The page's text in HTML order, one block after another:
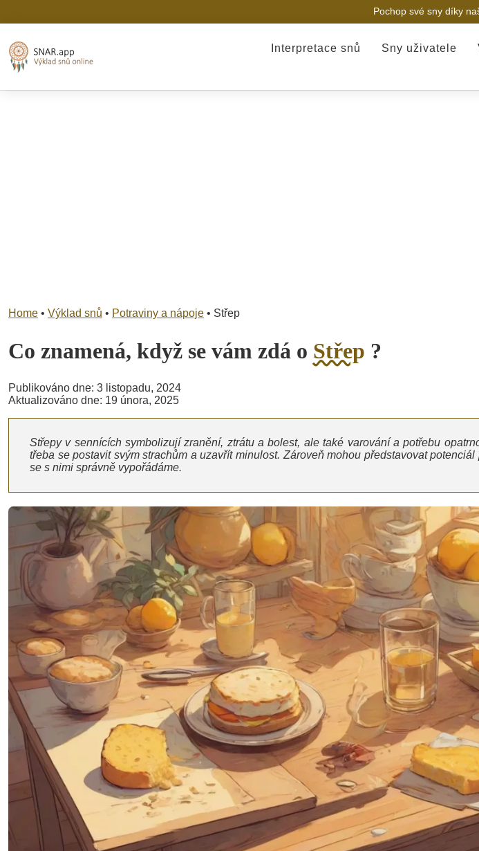
Pochop své sny díky
Interpretace snů Sny uživatele
Home • Výklad snů • Potraviny a nápoje • Střep
Co znamená, když se vám zdá o Střep ?
Publikováno dne: 3 listopadu, 2024
Aktualizováno dne: 19 února, 2025
Střepy v sennících symbolizují zranění, ztrátu a bolest, ale také varování a potřebu
třeba se postavit svým strachům a uzavřít minulost. Zároveň mohou představovat
se s nimi správně vypořádáme.